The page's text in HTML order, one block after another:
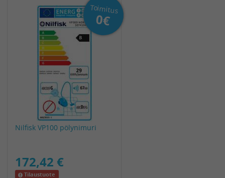
Toimitus
0€
Nilfisk VP100 pölynimuri
172,42 €
Tilaustuote